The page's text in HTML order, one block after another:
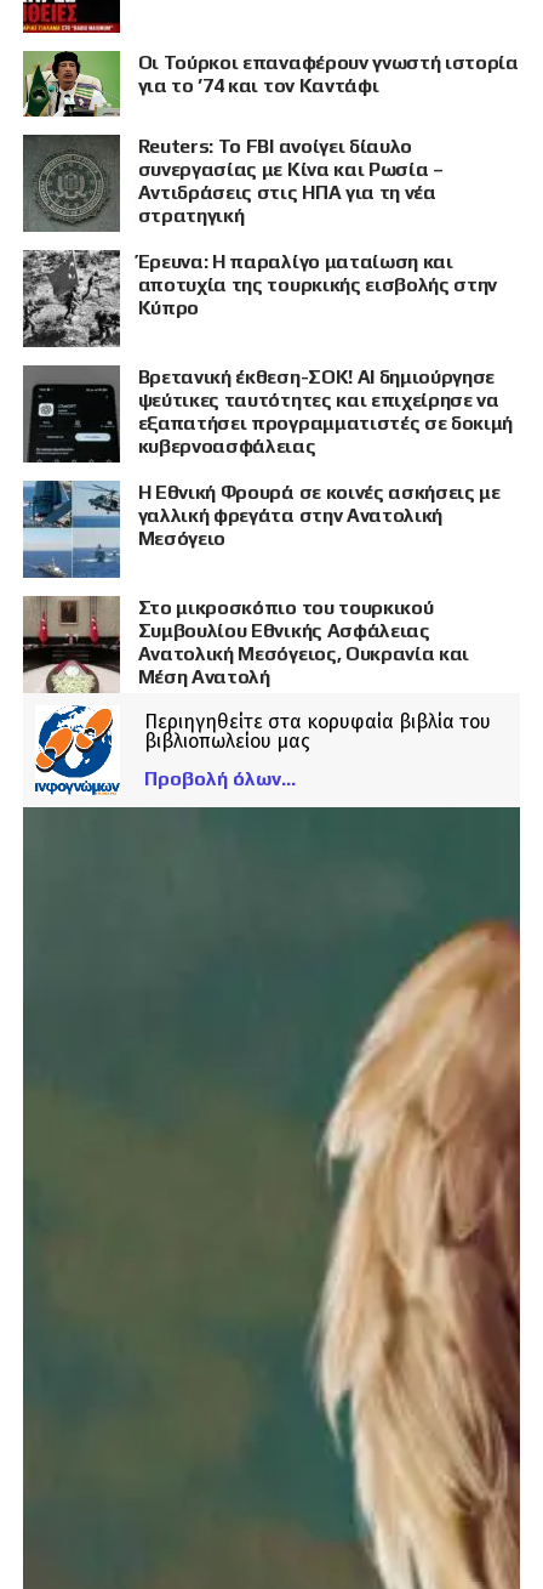
Οι Τούρκοι επαναφέρουν γνωστή ιστορία
για το ’74 και τον Καντάφι
Reuters: Το FBI ανοίγει δίαυλο
συνεργασίας με Κίνα και Ρωσία –
Αντιδράσεις στις ΗΠΑ για τη νέα
στρατηγική
Έρευνα: Η παραλίγο ματαίωση και
αποτυχία της τουρκικής εισβολής στην
Κύπρο
Βρετανική έκθεση-ΣΟΚ! AI δημιούργησε
ψεύτικες ταυτότητες και επιχείρησε να
εξαπατήσει προγραμματιστές σε δοκιμή
κυβερνοασφάλειας
Η Εθνική Φρουρά σε κοινές ασκήσεις με
γαλλική φρεγάτα στην Ανατολική
Μεσόγειο
Στο μικροσκόπιο του τουρκικού
Συμβουλίου Εθνικής Ασφάλειας
Ανατολική Μεσόγειος, Ουκρανία και
Μέση Ανατολή
Περιηγηθείτε στα κορυφαία βιβλία του
βιβλιοπωλείου μας
Προβολή όλων